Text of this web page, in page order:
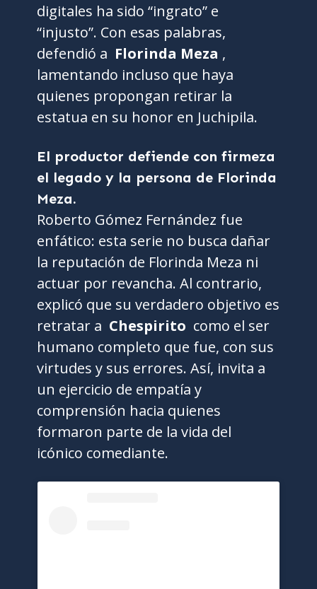
digitales ha sido “ingrato” e
“injusto”. Con esas palabras,
defendió a Florinda Meza ,
lamentando incluso que haya
quienes propongan retirar la
estatua en su honor en Juchipila.
El productor defiende con firmeza
el legado y la persona de Florinda
Meza.
Roberto Gómez Fernández fue
enfático: esta serie no busca dañar
la reputación de Florinda Meza ni
actuar por revancha. Al contrario,
explicó que su verdadero objetivo es
retratar a Chespirito como el ser
humano completo que fue, con sus
virtudes y sus errores. Así, invita a
un ejercicio de empatía y
comprensión hacia quienes
formaron parte de la vida del
icónico comediante.